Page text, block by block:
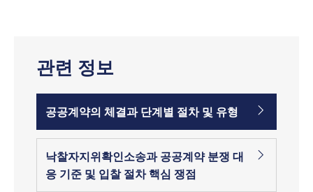
관련 정보
공공계약의 체결과 단계별 절차 및 유형
낙찰자지위확인소송과 공공계약 분쟁 대
응 기준 및 입찰 절차 핵심 쟁점